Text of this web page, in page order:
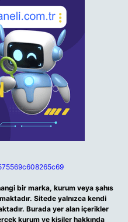
bir marka, kurum veya şahıs
Sitede yalnızca kendi
Burada yer alan içerikler
kurum ve kişiler hakkında